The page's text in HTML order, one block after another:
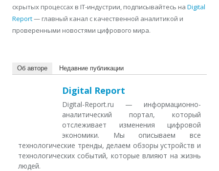
скрытых процессах в IT-индустрии, подписывайтесь на Digital
Report— главный канал с качественной аналитикой и
проверенными новостями цифрового мира.
Об авторе Недавние публикации
Digital Report
Digital-Report.ru — информационно-
аналитический портал, который
отслеживает изменения цифровой
экономики. Мы описываем все
технологические тренды, делаем обзоры устройств и
технологических событий, которые влияют на жизнь
людей.